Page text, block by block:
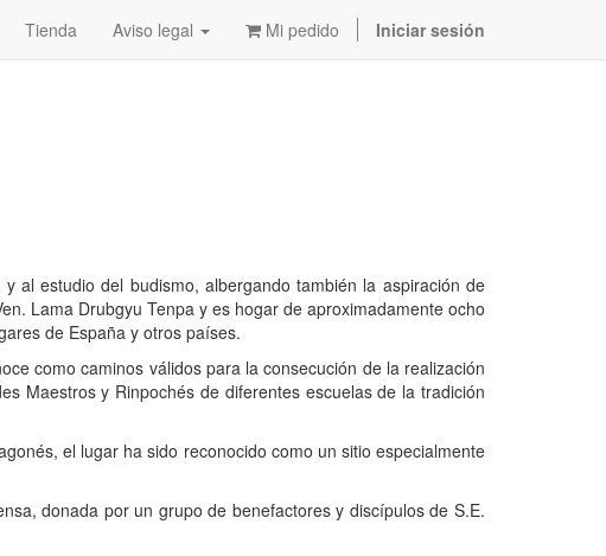
Tienda Aviso legal Mi pedido Iniciar sesión
al estudio del budismo, albergando también la aspiración de
Lama Drubgyu Tenpa y es hogar de aproximadamente ocho
de España y otros países.
como caminos válidos para la consecución de la realización
Maestros y Rinpochés de diferentes escuelas de la tradición
el lugar ha sido reconocido como un sitio especialmente
donada por un grupo de benefactores y discípulos de S.E.